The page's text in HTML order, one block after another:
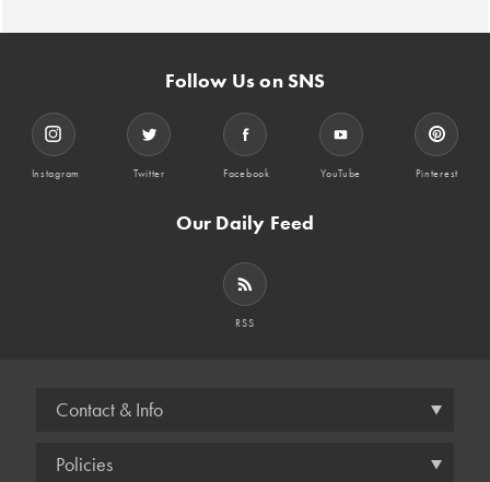
Follow Us on SNS
Instagram Twitter Facebook YouTube Pinterest
Our Daily Feed
RSS
Contact & Info
Policies